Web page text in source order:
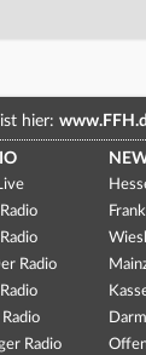
hier:
Radio
Radio